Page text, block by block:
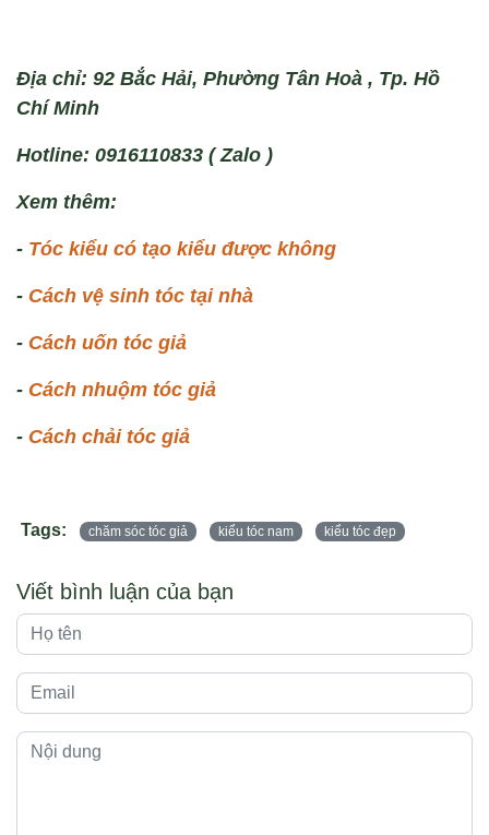
Địa chỉ: 92 Bắc Hải, Phường Tân Hoà , Tp. Hồ
Chí Minh
Hotline: 0916110833 ( Zalo )
Xem thêm:
- Tóc kiểu có tạo kiểu được không
- Cách vệ sinh tóc tại nhà
- Cách uốn tóc giả
- Cách nhuộm tóc giả
- Cách chải tóc giả
Tags: chăm sóc tóc giả kiểu tóc nam kiểu tóc đẹp
Viết bình luận của bạn